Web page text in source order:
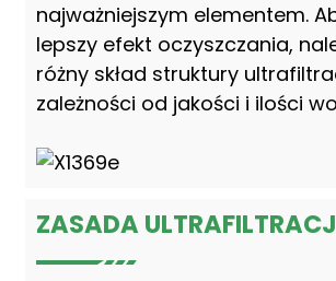
najważniejszym elementem.
lepszy efekt oczyszczania,
różny skład struktury
zależności od jakości i ilości
ZASADA